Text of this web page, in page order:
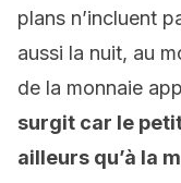
plans n’incluent
aussi la nuit, au
de la monnaie
surgit car le
ailleurs qu’à la